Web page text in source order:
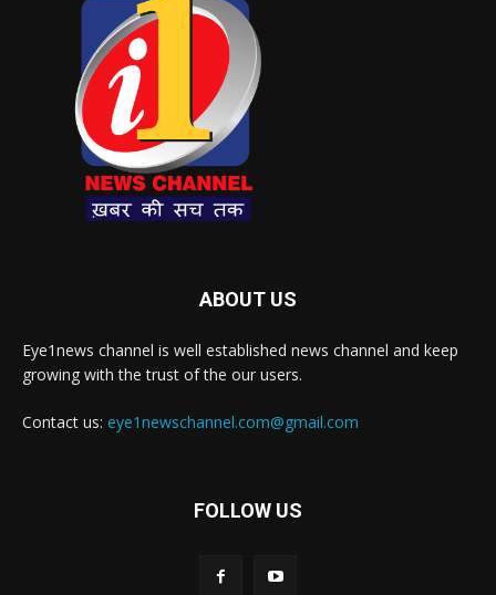
ABOUT US
Eye1news channel is well established news channel and keep
growing with the trust of the our users.
Contact us: eye1newschannel.com@gmail.com
FOLLOW US